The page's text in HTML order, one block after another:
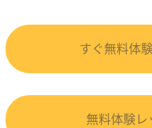
すぐ無料体
無料体験レ